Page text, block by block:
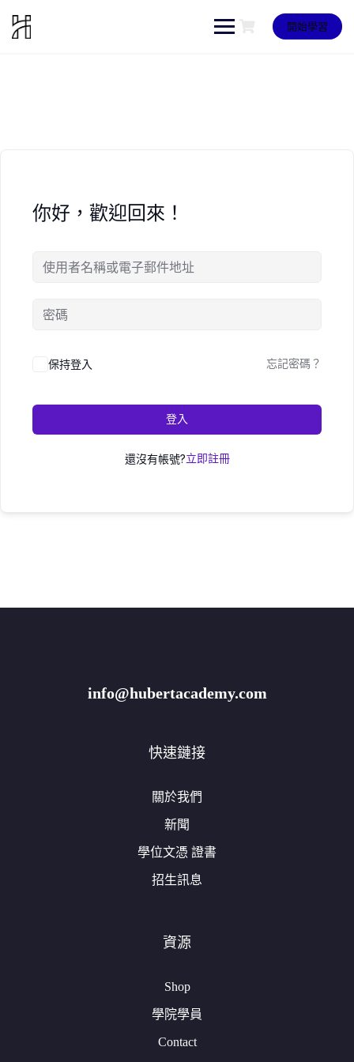
content
開始學習
你好，歡迎回來！
保持登入 忘記密碼？
登入
還沒有帳號?立即註冊
info@hubertacademy.com
快速鏈接
關於我們
新聞
學位文憑 證書
招生訊息
資源
Shop
學院學員
Contact